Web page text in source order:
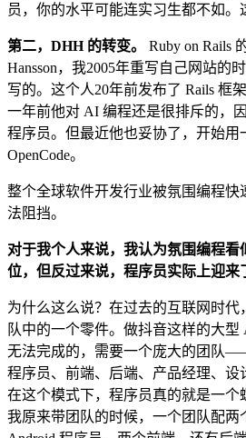
员，你的水平可能连实习生都不如。
第二，DHH 的转变。
Ruby on Rails
Hansson，我2005年重写自己网站的
写的。这个人20年前发布了 Rails 框
一年前他对 AI 编程还是很排斥的，
程序员。但最近他也妥协了，开始用
OpenCode。
整个全球软件开发行业被氛围编程快
法阻挡。
对于我个人来说，我认为氛围编程看
位，但反过来说，程序员实际上迎来
为什么这么说？在过去的互联网时代
队中的一个零件。做抖音这样的大型
无法完成的，需要一个庞大的团队
程序员、前端、后端、产品经理、设
在这个模式下，程序员真的就是一个
我原来带团队的时候，一个团队配两